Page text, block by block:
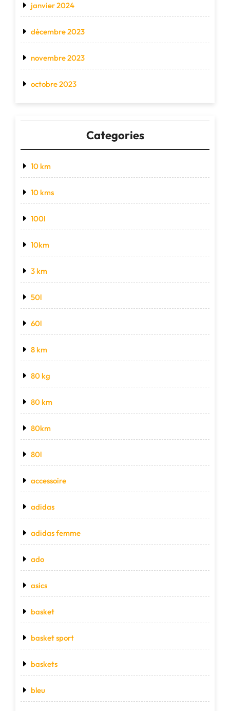
janvier 2024
décembre 2023
novembre 2023
octobre 2023
Categories
10 km
10 kms
100l
10km
3 km
50l
60l
8 km
80 kg
80 km
80km
80l
accessoire
adidas
adidas femme
ado
asics
basket
basket sport
baskets
bleu